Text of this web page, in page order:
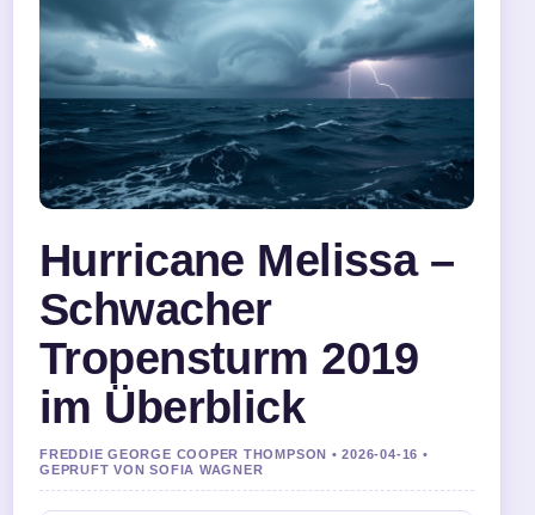
Hurricane Melissa –
Schwacher
Tropensturm 2019
im Überblick
FREDDIE GEORGE COOPER THOMPSON • 2026-04-16 •
GEPRUFT VON SOFIA WAGNER